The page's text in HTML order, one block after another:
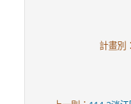
計畫別